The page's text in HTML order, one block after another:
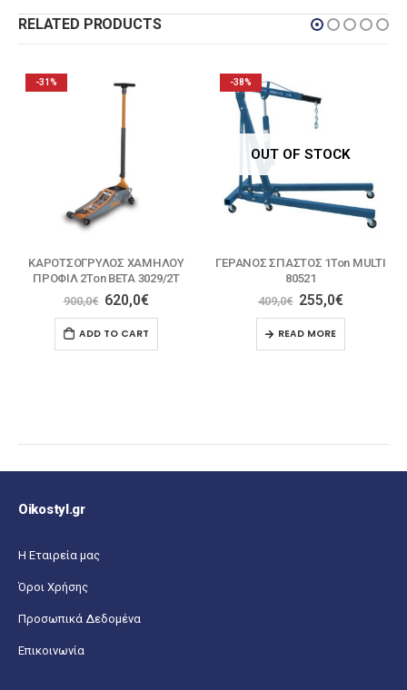
RELATED PRODUCTS
-38%
OUT OF STOCK
ΓΕΡΑΝΟΣ ΣΠΑΣΤΟΣ 1Ton MULTI
80521
409,0€ 255,0€
READ MORE
-38%
ΚΑΒΑΛΕΤΑ ΔΙΠΛΗΣ ΑΣΦΑΛΕΙΑΣ
3Ton MULTI 80402
68,0€ 41,9€
ADD TO CART
Oikostyl.gr
Η Εταιρεία μας
Όροι Χρήσης
Προσωπικά Δεδομένα
Επικοινωνία